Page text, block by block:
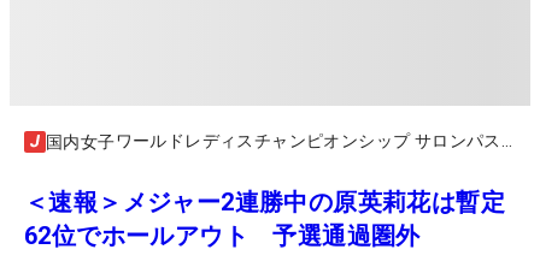
国内女子
＜速報＞メジャー2連勝中の原英莉花は暫定
62位でホールアウト 予選通過圏外